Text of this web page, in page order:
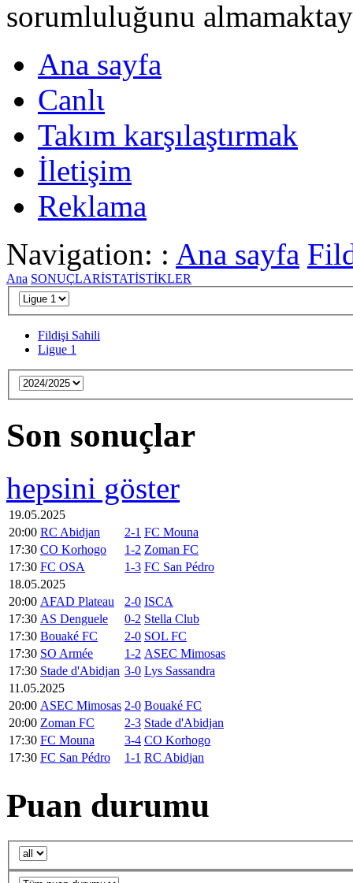
sorumluluğunu
Ana sayfa
Canlι
Takım karşılaştırmak
İletişim
Reklama
Navigation: : Ana sayfa
Ana SONUÇLARİSTATİSTİKLER
Fildişi Sahili
Ligue 1
Son sonuçlar
hepsini göster
19.05.2025
20:00 RC Abidjan 2-1 FC Mouna
17:30 CO Korhogo 1-2 Zoman FC
17:30 FC OSA 1-3 FC San Pédro
18.05.2025
20:00 AFAD Plateau 2-0 ISCA
17:30 AS Denguele 0-2 Stella Club
17:30 Bouaké FC 2-0 SOL FC
17:30 SO Armée 1-2 ASEC Mimosas
17:30 Stade d'Abidjan 3-0 Lys Sassandra
11.05.2025
20:00 ASEC Mimosas 2-0 Bouaké FC
20:00 Zoman FC 2-3 Stade d'Abidjan
17:30 FC Mouna 3-4 CO Korhogo
17:30 FC San Pédro 1-1 RC Abidjan
Puan durumu